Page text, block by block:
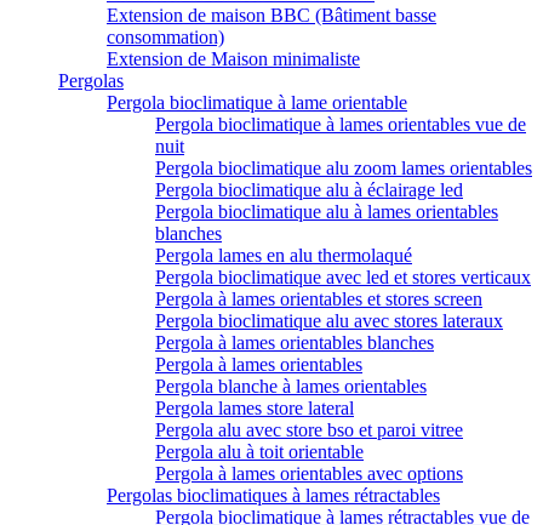
Extension de maison BBC (Bâtiment basse
consommation)
Extension de Maison minimaliste
Pergolas
Pergola bioclimatique à lame orientable
Pergola bioclimatique à lames orientables vue de
nuit
Pergola bioclimatique alu zoom lames orientables
Pergola bioclimatique alu à éclairage led
Pergola bioclimatique alu à lames orientables
blanches
Pergola lames en alu thermolaqué
Pergola bioclimatique avec led et stores verticaux
Pergola à lames orientables et stores screen
Pergola bioclimatique alu avec stores lateraux
Pergola à lames orientables blanches
Pergola à lames orientables
Pergola blanche à lames orientables
Pergola lames store lateral
Pergola alu avec store bso et paroi vitree
Pergola alu à toit orientable
Pergola à lames orientables avec options
Pergolas bioclimatiques à lames rétractables
Pergola bioclimatique à lames rétractables vue de